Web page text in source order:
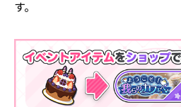
す。